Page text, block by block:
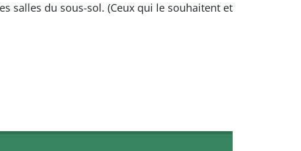
salles du sous-sol. (Ceux qui le souhaitent et